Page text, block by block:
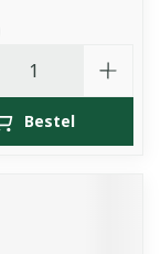
Bestel